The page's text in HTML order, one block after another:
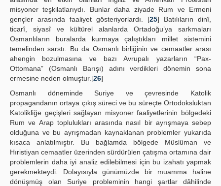
misyoner teşkilatlarıydı. Bunlar daha ziyade Rum ve Ermeni
gençler arasında faaliyet gösteriyorlardı. [25] Batılıların dinî,
ticarî, siyasî ve kültürel alanlarda Ortadoğu’ya sarkmaları
Osmanlıların buralarda kurmaya çalıştıkları millet sistemini
temelinden sarstı. Bu da Osmanlı birliğinin ve cemaatler arası
ahengin bozulmasına ve bazı Avrupalı yazarların “Pax-
Ottomana” (Osmanlı Barışı) adını verdikleri dönemin sona
ermesine neden olmuştur.[26]
Osmanlı döneminde Suriye ve çevresinde Katolik
propagandanın ortaya çıkış süreci ve bu süreçte Ortodoksluktan
Katolikliğe geçişleri sağlayan misyoner faaliyetlerinin bölgedeki
Rum ve Arap toplulukları arasında nasıl bir ayrışmaya sebep
olduğuna ve bu ayrışmadan kaynaklanan problemler yukarıda
kısaca anlatılmıştır. Bu bağlamda bölgede Müslüman ve
Hıristiyan cemaatler üzerinden sürdürülen çatışma ortamına dair
problemlerin daha iyi analiz edilebilmesi için bu izahatı yapmak
gerekmekteydi. Dolayısıyla günümüzde bir muamma haline
dönüşmüş olan Suriye probleminin hangi şartlar dâhilinde